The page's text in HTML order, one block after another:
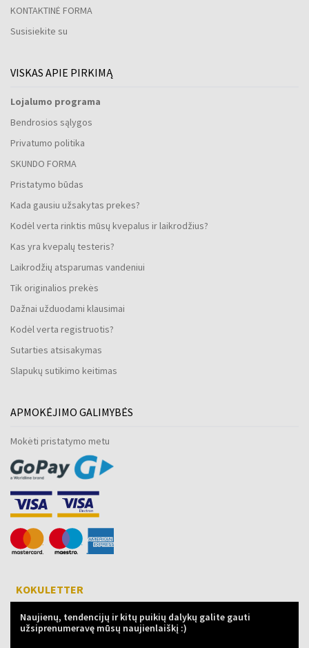
KONTAKTINĖ FORMA
Susisiekite su
VISKAS APIE PIRKIMĄ
Lojalumo programa
Bendrosios sąlygos
Privatumo politika
SKUNDO FORMA
Pristatymo būdas
Kada gausiu užsakytas prekes?
Kodėl verta rinktis mūsų kvepalus ir laikrodžius?
Kas yra kvepalų testeris?
Laikrodžių atsparumas vandeniui
Tik originalios prekės
Dažnai užduodami klausimai
Kodėl verta registruotis?
Sutarties atsisakymas
Slapukų sutikimo keitimas
APMOKĖJIMO GALIMYBĖS
Mokėti pristatymo metu
KOKULETTER
Naujienų, tendencijų ir kitų puikių dalykų galite gauti
užsiprenumeravę mūsų naujienlaiškį :)